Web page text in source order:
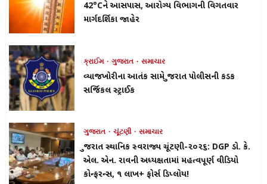
42°Cને આસપાસ, આરોગ્ય વિભાગની વિગતવાર
માર્ગદર્શિકા જાહેર
ક્રાઈમ ગુજરાત સમાચાર
વ્યાજખોરીના આતંક સામે ગુજરાત પોલીસની કડક
સર્જિકલ સ્ટ્રાઈક
ગુજરાત ચૂંટણી સમાચાર
ગુજરાત સ્થાનિક સ્વરાજ્ય ચૂંટણી-૨૦૨૬: DGP ડો. કે.
એલ. એન. રાવની અધ્યક્ષતામાં મહત્વપૂર્ણ વીડિયો
કોન્ફરન્સ, ૧ લાખ+ ફોર્સ ડિપ્લોય!